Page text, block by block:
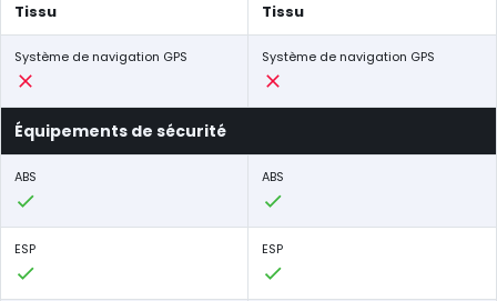
Tissu Tissu
Système de navigation GPS Système de navigation GPS
Équipements de sécurité
ABS ABS
ESP ESP